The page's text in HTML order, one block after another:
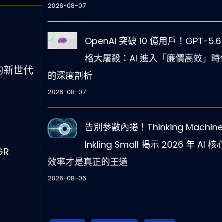
新世代
2026-08-07
OpenAI 突破 10 億用戶！GPT-
格大屠殺：AI 進入「廉價高效」
的深度剖析
2026-08-07
告別參數內捲！Thinking
Inkling Small 揭示 2026 年 AI 核
效率才是真正的王道
2026-08-06